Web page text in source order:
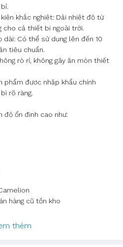
khắc nghiệt: Dải nhiệt độ từ
cho cả thiết bị ngoài trời.
dài: Có thể sử dụng lên đến 10
tiêu chuẩn.
rò rỉ, không gây ăn mòn thiết
phẩm được nhập khẩu chính
rõ ràng.
độ ổn định cao như:
hàng cũ tồn kho
thêm